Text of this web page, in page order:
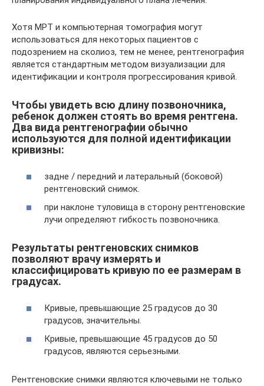
Хотя МРТ и компьютерная томография могут
использоваться для некоторых пациентов с
подозрением на сколиоз, тем не менее, рентгенография
является стандартным методом визуализации для
идентификации и контроля прогрессирования кривой.
Чтобы увидеть всю длину позвоночника,
ребенок должен стоять во время рентгена.
Два вида рентгенографии обычно
используются для полной идентификации
кривизны:
задне / передний и латеральный (боковой)
рентгеновский снимок.
при наклоне туловища в сторону рентгеновские
лучи определяют гибкость позвоночника.
Результаты рентгеновских снимков
позволяют врачу измерять и
классифицировать кривую по ее размерам в
градусах.
Кривые, превышающие 25 градусов до 30
градусов, значительны.
Кривые, превышающие 45 градусов до 50
градусов, являются серьезными.
Рентгеновские снимки являются ключевыми не только